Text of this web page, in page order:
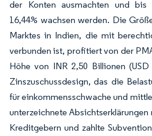
der Konten ausmachten und bis
16,44% wachsen werden. Die
Marktes in Indien, die mit
verbunden ist, profitiert von der
Höhe von INR 2,50 Billionen
Zinszuschussdesign, das die
für einkommensschwache und
unterzeichnete
Kreditgebern und zahlte